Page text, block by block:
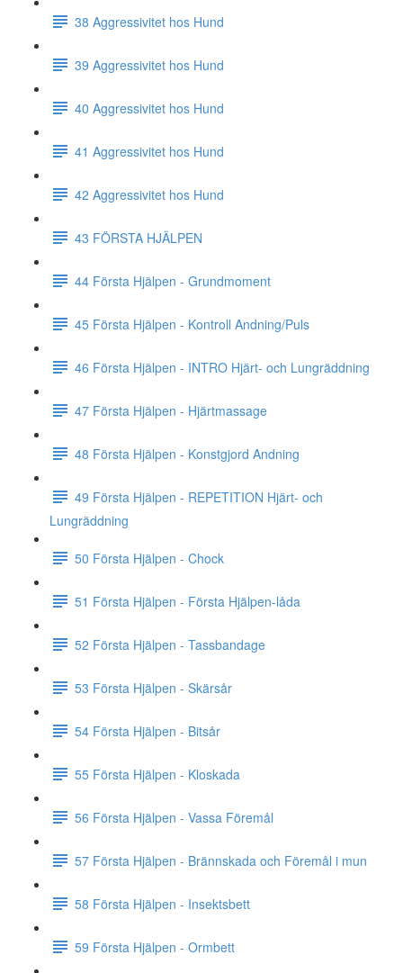
38 Aggressivitet hos Hund
39 Aggressivitet hos Hund
40 Aggressivitet hos Hund
41 Aggressivitet hos Hund
42 Aggressivitet hos Hund
43 FÖRSTA HJÄLPEN
44 Första Hjälpen - Grundmoment
45 Första Hjälpen - Kontroll Andning/Puls
46 Första Hjälpen - INTRO Hjärt- och Lungräddning
47 Första Hjälpen - Hjärtmassage
48 Första Hjälpen - Konstgjord Andning
49 Första Hjälpen - REPETITION Hjärt- och
Lungräddning
50 Första Hjälpen - Chock
51 Första Hjälpen - Första Hjälpen-låda
52 Första Hjälpen - Tassbandage
53 Första Hjälpen - Skärsår
54 Första Hjälpen - Bitsår
55 Första Hjälpen - Kloskada
56 Första Hjälpen - Vassa Föremål
57 Första Hjälpen - Brännskada och Föremål i mun
58 Första Hjälpen - Insektsbett
59 Första Hjälpen - Ormbett